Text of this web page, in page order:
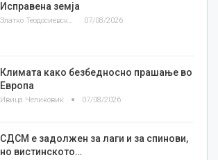
Исправена земја
Златко Теодосиевски 07/08/2026
Климата како безбедносно прашање во
Европа
Ивица Челиковиќ 07/08/2026
СДСМ е задолжен за лаги и за спинови,
но вистинското…